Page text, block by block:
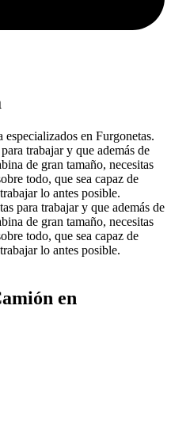
en Furgonetas.
trabajar y que además de
de gran tamaño, necesitas
todo, que sea capaz de
lo antes posible.
para trabajar y que además de
de gran tamaño, necesitas
todo, que sea capaz de
lo antes posible.
en